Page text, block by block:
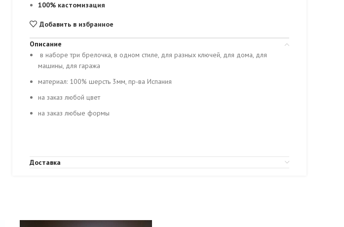
100% кастомизация
Добавить в избранное
Описание
в наборе три брелочка, в одном стиле, для разных ключей, для дома, для
машины, для гаража
материал: 100% шерсть 3мм, пр-ва Испания
на заказ любой цвет
на заказ любые формы
Доставка